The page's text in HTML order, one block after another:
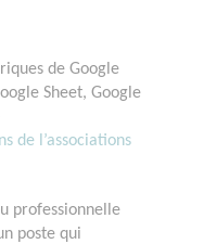
de Google
Sheet, Google
de l’associations
professionnelle
poste qui